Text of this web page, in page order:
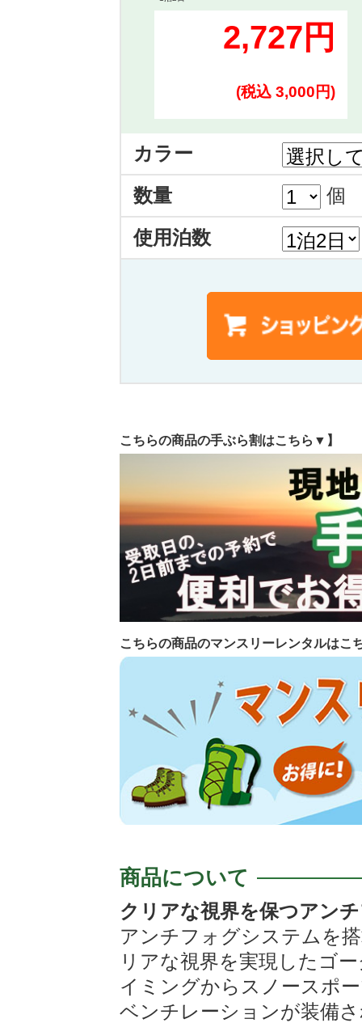
2,727円
(税込 3,000円)
カラー
数量
個
使用泊数
こちらの商品の手ぶら割はこちら▼】
こちらの商品のマンスリーレンタルはこ
商品について
クリアな視界を保つアン
アンチフォグシステムを
リアな視界を実現したゴ
イミングからスノースポ
ベンチレーションが装備